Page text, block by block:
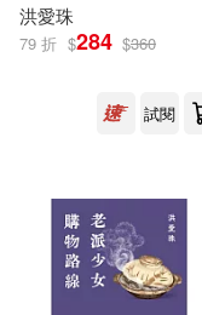
倪禮豐(1)
孫正華(1)
游之穎(1)
王孝言(1)
出版社 (可複選)
遠流(4)
洪愛珠
79 折 $284 $360
試閱